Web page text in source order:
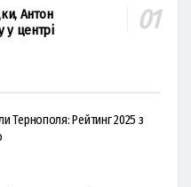
Антон
у центрі
Тернополя: Рейтинг 2025 з